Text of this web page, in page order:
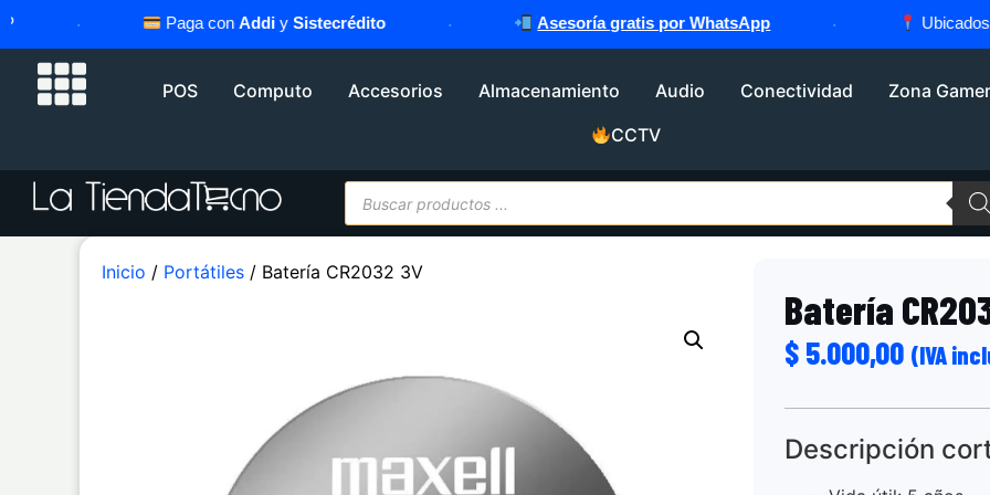
Paga conAddi ySistecrédito Asesoría gratis por WhatsApp Ubicados en
POS Computo Accesorios Almacenamiento Audio Conectividad Zona Gamer
CCTV
Inicio / Portátiles / Batería CR2032 3V
Batería
$ 5.000,00 (IVA
Descripción